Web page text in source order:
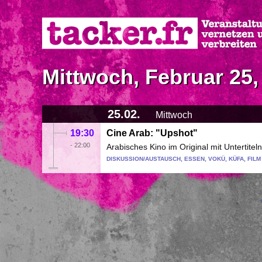
Direkt
zum
Inhalt
Mittwoch, Februar 25,
25.02.
Mittwoch
Cine Arab: "Upshot"
Arabisches Kino im Original mit Untertiteln
19:30
- 22:00
DISKUSSION/AUSTAUSCH, ESSEN, VOKÜ, KÜFA, FILM
Seitennummerierung